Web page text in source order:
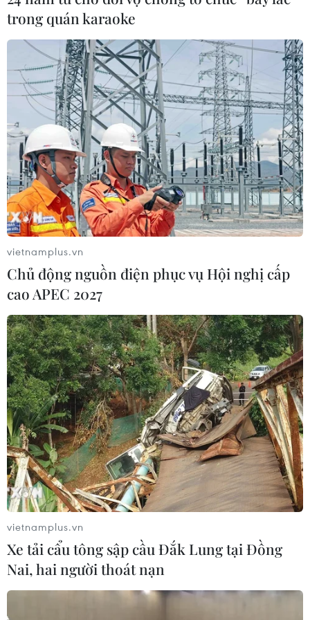
TIN CÙNG CHUYÊN MỤC
trong quán karaoke
vietnamplus.vn
Chủ động nguồn điện phục vụ Hội nghị cấp
cao APEC 2027
vietnamplus.vn
Xe tải cẩu tông sập cầu Đắk Lung tại Đồng
Nai, hai người thoát nạn